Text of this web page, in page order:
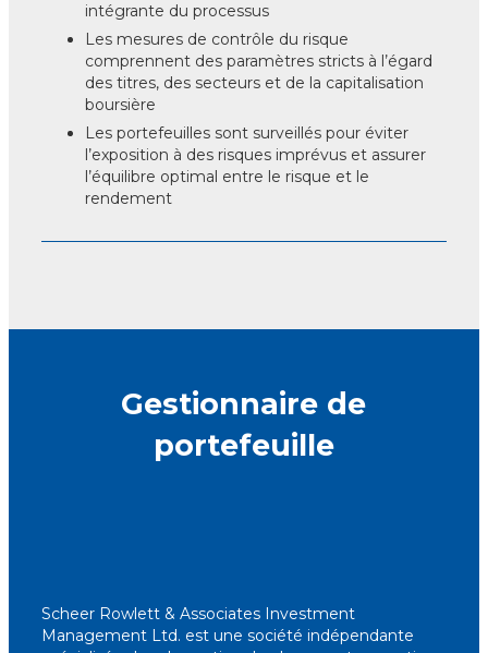
intégrante du processus
Les mesures de contrôle du risque
comprennent des paramètres stricts à l’égard
des titres, des secteurs et de la capitalisation
boursière
Les portefeuilles sont surveillés pour éviter
l’exposition à des risques imprévus et assurer
l’équilibre optimal entre le risque et le
rendement
Gestionnaire de
portefeuille
Scheer Rowlett & Associates Investment
Management Ltd. est une société indépendante